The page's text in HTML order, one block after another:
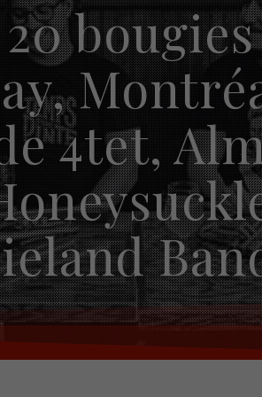
4tet,